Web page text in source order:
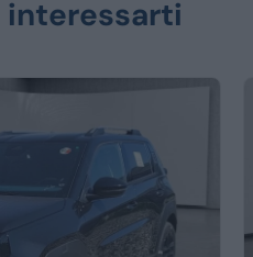
interessarti